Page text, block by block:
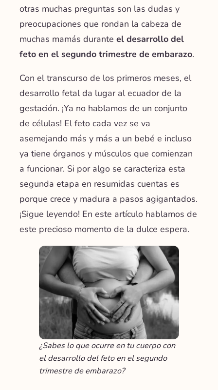
otras muchas preguntas son las dudas y
preocupaciones que rondan la cabeza de
muchas mamás durante el desarrollo del
feto en el segundo trimestre de embarazo.
Con el transcurso de los primeros meses, el
desarrollo fetal da lugar al ecuador de la
gestación. ¡Ya no hablamos de un conjunto
de células! El feto cada vez se va
asemejando más y más a un bebé e incluso
ya tiene órganos y músculos que comienzan
a funcionar. Si por algo se caracteriza esta
segunda etapa en resumidas cuentas es
porque crece y madura a pasos agigantados.
¡Sigue leyendo! En este artículo hablamos de
este precioso momento de la dulce espera.
¿Sabes lo que ocurre en tu cuerpo con
el desarrollo del feto en el segundo
trimestre de embarazo?